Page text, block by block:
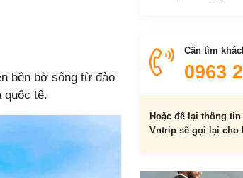
bên bờ sông từ đảo
quốc tế.
Cần tìm
0963
Hoặc để lại thông tin
Vntrip sẽ gọi lại cho